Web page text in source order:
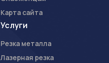
Карта сайта
Услуги
Резка металла
Лазерная резка